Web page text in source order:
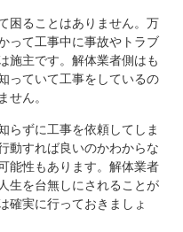
困ることはありません。万
って工事中に事故やトラブ
施主です。解体業者側はも
っていて工事をしているの
せん。
らずに工事を依頼してしま
動すれば良いのかわからな
能性もあります。解体業者
生を台無しにされることが
確実に行っておきましょ